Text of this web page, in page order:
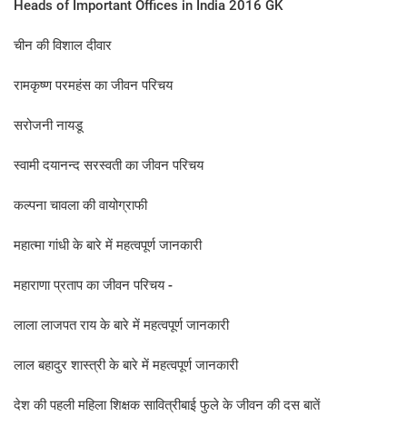
Heads of Important Offices in India 2016 GK
चीन की विशाल दीवार
रामकृष्ण परमहंस का जीवन परिचय
सरोजनी नायडू
स्‍वामी दयानन्‍द सरस्‍वती का जीवन परिचय
कल्‍पना चावला की वायोग्राफी
महात्मा गांधी के बारे में महत्वपूर्ण जानकारी
महाराणा प्रताप का जीवन प‍रिचय -
लाला लाजपत राय के बारे में महत्‍वपूर्ण जानकारी
लाल बहादुर शास्‍त्री के बारे में महत्‍वपूर्ण जानकारी
देश की पहली महिला शिक्षक सावित्रीबाई फुले के जीवन की दस बातें